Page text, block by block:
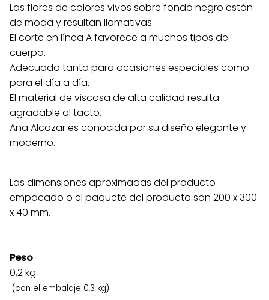
Las flores de colores vivos sobre fondo negro están
de moda y resultan llamativas.
El corte en línea A favorece a muchos tipos de
cuerpo.
Adecuado tanto para ocasiones especiales como
para el día a día.
El material de viscosa de alta calidad resulta
agradable al tacto.
Ana Alcazar es conocida por su diseño elegante y
moderno.
Las dimensiones aproximadas del producto
empacado o el paquete del producto son 200 x 300
x 40 mm.
Peso
0,2kg
(con el embalaje 0,3 kg)